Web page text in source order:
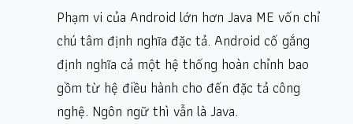
Phạm vi của Android lớn hơn Java ME vốn chỉ
chú tâm định nghĩa đặc tả. Android cố gắng
định nghĩa cả một hệ thống hoàn chỉnh bao
gồm từ hệ điều hành cho đến đặc tả công
nghệ. Ngôn ngữ thì vẫn là Java.